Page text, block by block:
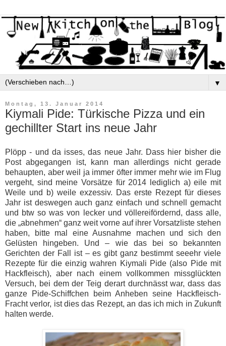
▼
Montag, 13. Januar 2014
Kiymali Pide: Türkische Pizza und ein
gechillter Start ins neue Jahr
Plöpp - und da isses, das neue Jahr. Dass hier bisher die
Post abgegangen ist, kann man allerdings nicht gerade
behaupten, aber weil ja immer öfter immer mehr wie im Flug
vergeht, sind meine Vorsätze für 2014 lediglich a) eile mit
Weile und b) weile exzessiv. Das erste Rezept für dieses
Jahr ist deswegen auch ganz einfach und schnell gemacht
und btw so was von lecker und völlereifördernd, dass alle,
die „abnehmen“ ganz weit vorne auf ihrer Vorsatzliste stehen
haben, bitte mal eine Ausnahme machen und sich den
Gelüsten hingeben. Und – wie das bei so bekannten
Gerichten der Fall ist – es gibt ganz bestimmt seeehr viele
Rezepte für die einzig wahren Kiymali Pide (also Pide mit
Hackfleisch), aber nach einem vollkommen missglückten
Versuch, bei dem der Teig derart durchnässt war, dass das
ganze Pide-Schiffchen beim Anheben seine Hackfleisch-
Fracht verlor, ist dies das Rezept, an das ich mich in Zukunft
halten werde.